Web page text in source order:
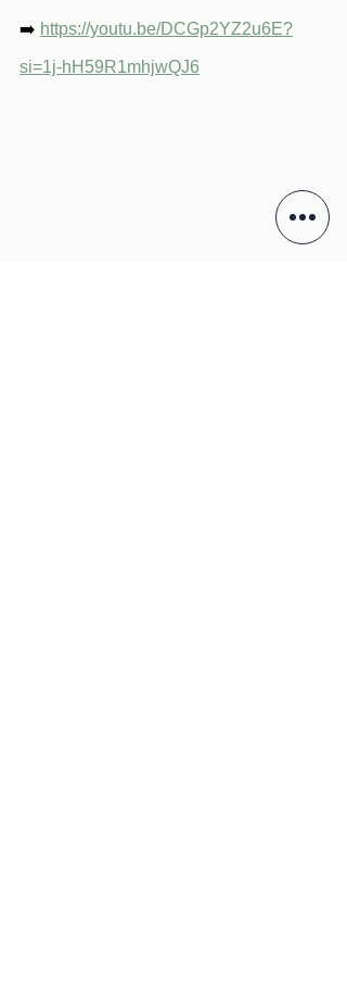
➡️ https://youtu.be/DCGp2YZ2u6E?
si=1j-hH59R1mhjwQJ6